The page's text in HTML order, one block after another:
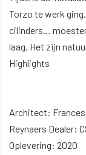
Torzo te werk
cilinders…
laag. Het zijn
Highlights
Architect:
Reynaers Dealer:
Oplevering: 2020